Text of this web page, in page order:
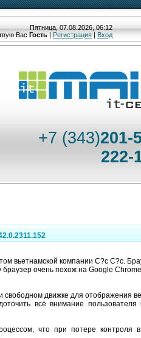
Пятница, 07.08.2026, 06:12
Вас Гость | Регистрация | Вход
+7 (343)201-
222-
вьетнамской компании C?c C?c.
очень похож на Google
движке для отображения
всё внимание
что при потере контроля